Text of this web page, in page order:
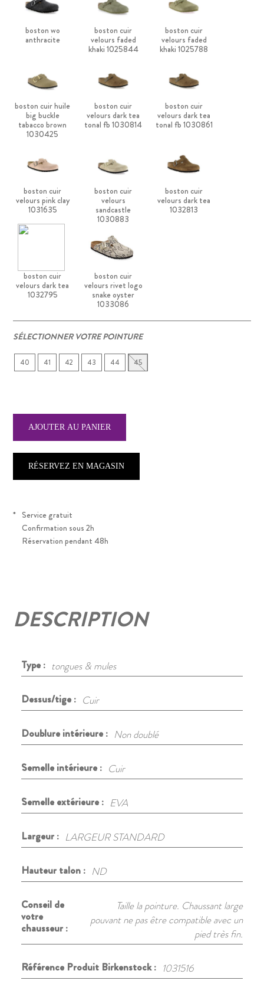
boston wo
anthracite
boston cuir
velours faded
khaki 1025844
boston cuir
velours faded
khaki 1025788
boston cuir huile
big buckle
tabacco brown
1030425
boston cuir
velours dark tea
tonal fb 1030814
boston cuir
velours dark tea
tonal fb 1030861
boston cuir
velours pink clay
1031635
boston cuir
velours
sandcastle
1030883
boston cuir
velours dark tea
1032813
boston cuir
velours dark tea
1032795
boston cuir
velours rivet logo
snake oyster
1033086
SÉLECTIONNER VOTRE POINTURE
40 41 42 43 44 45
RÉSERVEZ EN MAGASIN
* Service gratuit
Confirmation sous 2h
Réservation pendant 48h
DESCRIPTION
Type : tongues & mules
Dessus/tige : Cuir
Doublure intérieure : Non doublé
Semelle intérieure : Cuir
Semelle extérieure : EVA
Largeur : LARGEUR STANDARD
Hauteur talon : ND
Conseil de
votre
chausseur :
Taille la pointure. Chaussant large
pouvant ne pas être compatible avec un
pied très fin.
Référence Produit Birkenstock : 1031516